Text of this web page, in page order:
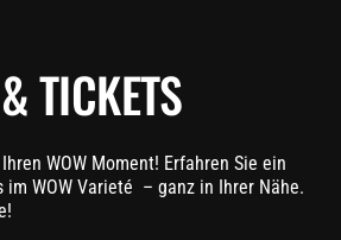
TICKETS
WOW Moment! Erfahren Sie ein
WOW Varieté – ganz in Ihrer Nähe.